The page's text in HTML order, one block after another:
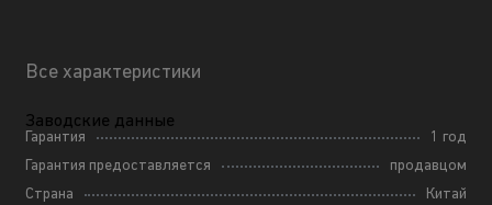
Все характеристики
Заводские данные
Гарантия
1 год
Гарантия предоставляется
продавцом
Страна
Китай